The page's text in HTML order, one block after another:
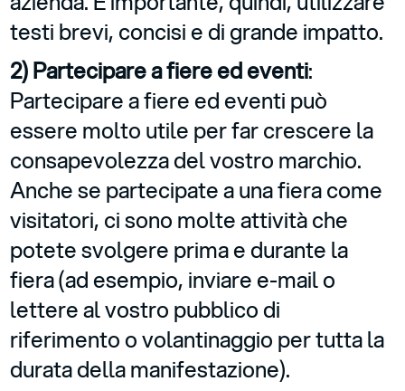
testi brevi, concisi e di grande impatto.
2) Partecipare a fiere ed eventi:
Partecipare a fiere ed eventi può
essere molto utile per far crescere la
consapevolezza del vostro marchio.
Anche se partecipate a una fiera come
visitatori, ci sono molte attività che
potete svolgere prima e durante la
fiera (ad esempio, inviare e-mail o
lettere al vostro pubblico di
riferimento o volantinaggio per tutta la
durata della manifestazione).